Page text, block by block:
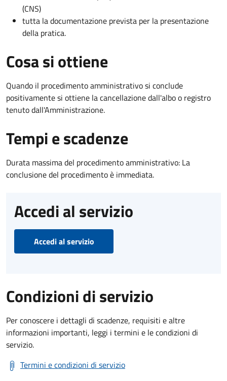
(CNS)
tutta la documentazione prevista per la presentazione
della pratica.
Cosa si ottiene
Quando il procedimento amministrativo si conclude
positivamente si ottiene la cancellazione dall'albo o registro
tenuto dall'Amministrazione.
Tempi e scadenze
Durata massima del procedimento amministrativo: La
conclusione del procedimento è immediata.
Accedi al servizio
Accedi al servizio
Condizioni di servizio
Per conoscere i dettagli di scadenze, requisiti e altre
informazioni importanti, leggi i termini e le condizioni di
servizio.
Termini e condizioni di servizio